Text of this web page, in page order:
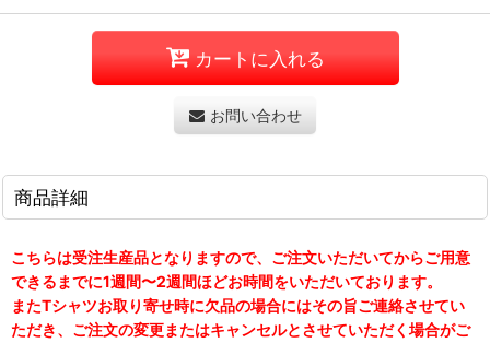
カートに入れる
お問い合わせ
商品詳細
こちらは受注生産品となりますので、ご注文いただいてからご用意
できるまでに1週間〜2週間ほどお時間をいただいております。
またTシャツお取り寄せ時に欠品の場合にはその旨ご連絡させてい
ただき、ご注文の変更またはキャンセルとさせていただく場合がご